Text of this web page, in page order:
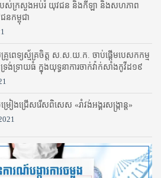
នារបស់ក្រសួងអប់រំ​ យុវជន និងកីឡា និងសហភាព
កម្ពុជា
មគ្រូពេទ្យស្ម័គ្រចិត្ត ស.ស.យ.ក. ចាប់ផ្តើមបេសកកម្ម
រង់ទ្រាយធំ ក្នុងយុទ្ធនាការចាក់វ៉ាក់សាំងកូវីដ១៩
ៀងជ្រើសរើសពិសេស «រាំវង់អង្គរសង្ក្រាន្ត»